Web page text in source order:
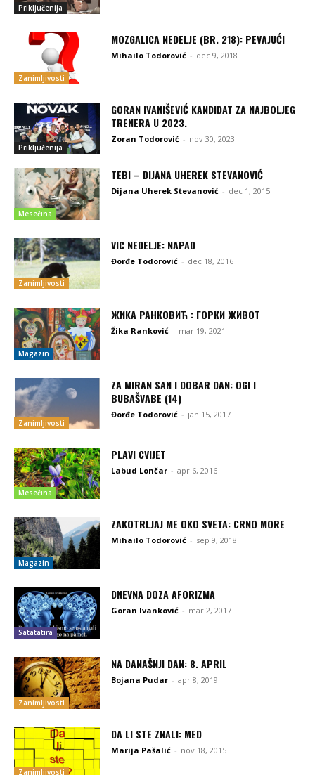
Priključenija
Zanimljivosti
MOZGALICA NEDELJE (BR. 218): PEVAJUĆI
Mihailo Todorović - dec 9, 2018
Priključenija
GORAN IVANIŠEVIĆ KANDIDAT ZA NAJBOLJEG
TRENERA U 2023.
Zoran Todorović - nov 30, 2023
Mesečina
TEBI – DIJANA UHEREK STEVANOVIĆ
Dijana Uherek Stevanović - dec 1, 2015
Zanimljivosti
VIC NEDELJE: NAPAD
Đorđe Todorović - dec 18, 2016
Magazin
ЖИКА РАНКОВИЋ : ГОРКИ ЖИВОТ
Žika Ranković - mar 19, 2021
Zanimljivosti
ZA MIRAN SAN I DOBAR DAN: OGI I
BUBAŠVABE (14)
Đorđe Todorović - jan 15, 2017
Mesečina
PLAVI CVIJET
Labud Lončar - apr 6, 2016
Magazin
ZAKOTRLJAJ ME OKO SVETA: CRNO MORE
Mihailo Todorović - sep 9, 2018
Satatatira
DNEVNA DOZA AFORIZMA
Goran Ivanković - mar 2, 2017
Zanimljivosti
NA DANAŠNJI DAN: 8. APRIL
Bojana Pudar - apr 8, 2019
Zanimljivosti
DA LI STE ZNALI: MED
Marija Pašalić - nov 18, 2015